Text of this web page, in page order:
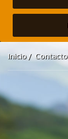
Inicio Contacto